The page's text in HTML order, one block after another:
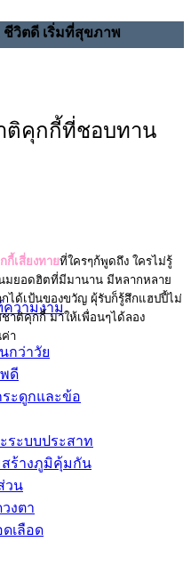
ชีวิตดี เริ่มที่สุขภาพ
วามงาม
กว่าวัย
ดี
ะดูกและข้อ
ระบบประสาท
สร้างภูมิคุ้มกัน
วน
งตา
เลือด
ติคุกกี้ที่ชอบทาน
กี้เสี่ยงทายที่ใครๆก้พูดถึง ใครไม่รู้
มยอดฮิตที่มีมานาน มีหลากหลาย
ได้เป้นของขวัญ ผุ้รับก็รู้สึกแฮปปี้ไม่
าติคุกกี้ มาให้เพื่อนๆได้ลอง
า